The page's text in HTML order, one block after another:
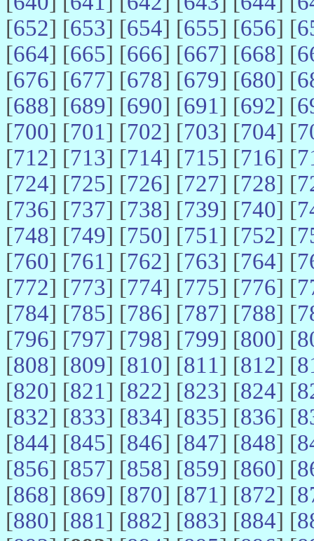
[652] [653] [654] [655] [656] [
[664] [665] [666] [667] [668] [
[676] [677] [678] [679] [680] [
[688] [689] [690] [691] [692] [
[700] [701] [702] [703] [704] [
[712] [713] [714] [715] [716] [
[724] [725] [726] [727] [728] [
[736] [737] [738] [739] [740] [
[748] [749] [750] [751] [752] [
[760] [761] [762] [763] [764] [
[772] [773] [774] [775] [776] [
[784] [785] [786] [787] [788] [
[796] [797] [798] [799] [800] [
[808] [809] [810] [811] [812] [
[820] [821] [822] [823] [824] [
[832] [833] [834] [835] [836] [
[844] [845] [846] [847] [848] [
[856] [857] [858] [859] [860] [
[868] [869] [870] [871] [872] [
[880] [881] [882] [883] [884] [